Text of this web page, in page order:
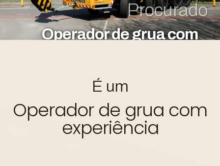
Procurado
Operador de grua com
responder
É um
Operador de grua com
experiência